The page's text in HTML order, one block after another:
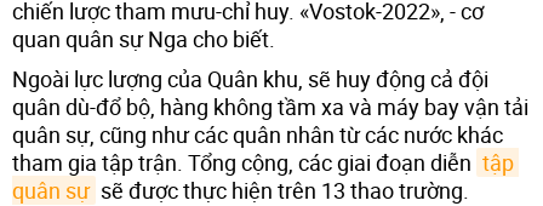
chiến lược tham mưu-chỉ huy. «Vostok-2022», - cơ
quan quân sự Nga cho biết.
Ngoài lực lượng của Quân khu, sẽ huy động cả đội
quân dù-đổ bộ, hàng không tầm xa và máy bay vận tải
quân sự, cũng như các quân nhân từ các nước khác
tham gia tập trận. Tổng cộng, các giai đoạn diễn tập
quân sự sẽ được thực hiện trên 13 thao trường.